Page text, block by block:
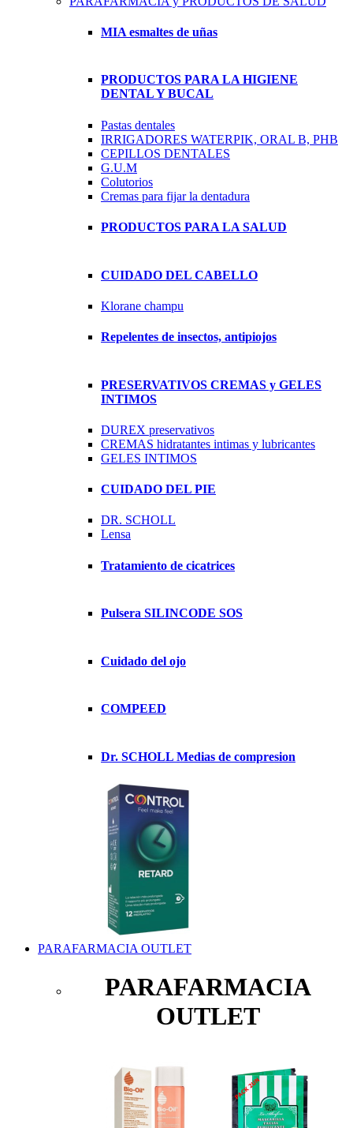
MIA esmaltes de uñas
PRODUCTOS PARA LA HIGIENE
DENTAL Y BUCAL
Pastas dentales
IRRIGADORES WATERPIK, ORAL B, PHB
CEPILLOS DENTALES
G.U.M
Colutorios
Cremas para fijar la dentadura
PRODUCTOS PARA LA SALUD
CUIDADO DEL CABELLO
Klorane champu
Repelentes de insectos, antipiojos
PRESERVATIVOS CREMAS y GELES
INTIMOS
DUREX preservativos
CREMAS hidratantes intimas y lubricantes
GELES INTIMOS
CUIDADO DEL PIE
DR. SCHOLL
Lensa
Tratamiento de cicatrices
Pulsera SILINCODE SOS
Cuidado del ojo
COMPEED
Dr. SCHOLL Medias de compresion
PARAFARMACIA OUTLET
PARAFARMACIA
OUTLET